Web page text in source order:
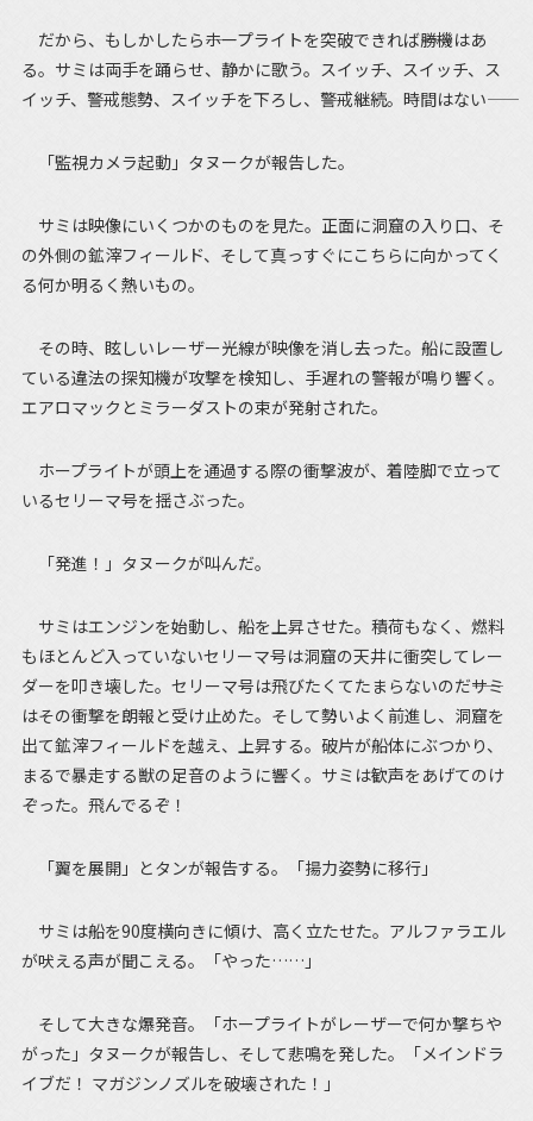
だから、もしかしたら――ホープライトを突破できれば――勝機はあ
る。サミは両手を踊らせ、静かに歌う。スイッチ、スイッチ、ス
イッチ、警戒態勢、スイッチを下ろし、警戒継続。時間はない――
「監視カメラ起動」タヌークが報告した。
サミは映像にいくつかのものを見た。正面に洞窟の入り口、そ
の外側の鉱滓フィールド、そして真っすぐにこちらに向かってく
る何か明るく熱いもの。
その時、眩しいレーザー光線が映像を消し去った。船に設置し
ている違法の探知機が攻撃を検知し、手遅れの警報が鳴り響く。
エアロマックとミラーダストの束が発射された。
ホープライトが頭上を通過する際の衝撃波が、着陸脚で立って
いるセリーマ号を揺さぶった。
「発進！」タヌークが叫んだ。
サミはエンジンを始動し、船を上昇させた。積荷もなく、燃料
もほとんど入っていないセリーマ号は洞窟の天井に衝突してレー
ダーを叩き壊した。セリーマ号は飛びたくてたまらないのだ――サミ
はその衝撃を朗報と受け止めた。そして勢いよく前進し、洞窟を
出て鉱滓フィールドを越え、上昇する。破片が船体にぶつかり、
まるで暴走する獣の足音のように響く。サミは歓声をあげてのけ
ぞった。飛んでるぞ！
「翼を展開」とタンが報告する。「揚力姿勢に移行」
サミは船を90度横向きに傾け、高く立たせた。アルファラエル
が吠える声が聞こえる。「やった……」
そして大きな爆発音。「ホープライトがレーザーで何か撃ちや
がった」タヌークが報告し、そして悲鳴を発した。「メインドラ
イブだ！ マガジンノズルを破壊された！」